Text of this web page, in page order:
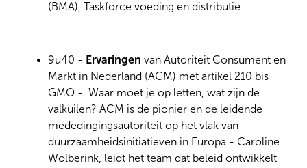
(BMA), Taskforce voeding en distributie
9u40 - Ervaringen van Autoriteit Consument en
Markt in Nederland (ACM) met artikel 210 bis
GMO - Waar moet je op letten, wat zijn de
valkuilen? ACM is de pionier en de leidende
mededingingsautoriteit op het vlak van
duurzaamheidsinitiatieven in Europa - Caroline
Wolberink, leidt het team dat beleid ontwikkelt